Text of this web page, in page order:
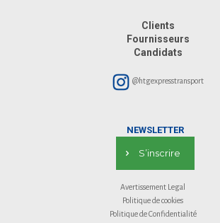
Clients
Fournisseurs
Candidats
@htgexpresstransport
NEWSLETTER
S’inscrire
Avertissement Legal
Politique de cookies
Politique de Confidentialité